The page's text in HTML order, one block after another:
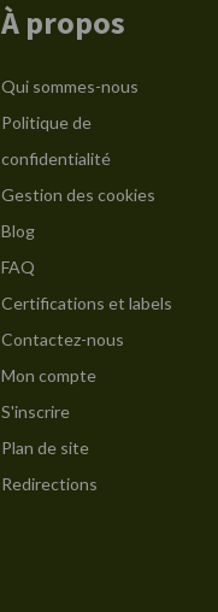
À propos
Qui sommes-nous
Politique de
confidentialité
Gestion des cookies
Blog
FAQ
Certifications et labels
Contactez-nous
Mon compte
S'inscrire
Plan de site
Redirections